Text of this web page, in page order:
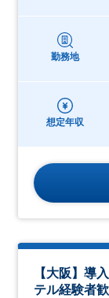
勤務地
想定年収
【大阪】導
テル経験者